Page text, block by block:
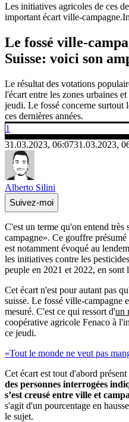
Les initiatives agricoles de ces
important écart ville-campagne.
Le fossé ville-
Suisse: voici son
Le résultat des votations
l'écart entre les zones urbaines
jeudi. Le fossé concerne surtout
ces dernières années.
1
31.03.2023, 06:0731.03.2023,
Alberto Silini
Suivez-moi
C'est un terme qu'on entend
campagne». Ce gouffre
est notamment évoqué au
les initiatives contre les
peuple en 2021 et 2022, en sont
Cet écart n'est pour autant pas
suisse. Le fossé ville-campagne
mesuré. C'est ce qui ressort d'un
coopérative agricole Fenaco à
ce jeudi.
«Tout le monde ne veut pas
Cet écart est tout d'abord
des personnes interrogées
s’est creusé entre ville et
s'agit d'un pourcentage en
le sujet.